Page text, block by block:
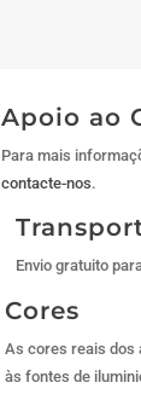
Apoio ao
Para mais
contacte-nos.
Envio gratuito
Cores
As cores reais dos
às fontes de